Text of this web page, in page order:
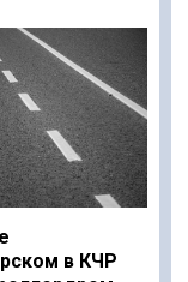
в КЧР